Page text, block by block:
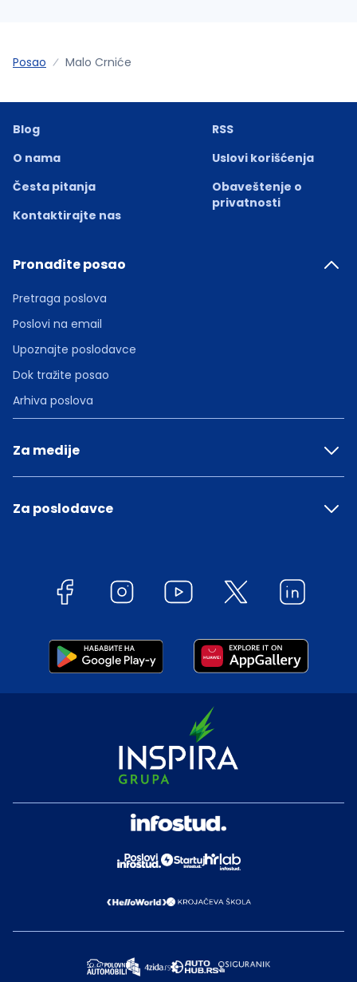
Posao Malo Crniće
Blog
O nama
Česta pitanja
Kontaktirajte nas
RSS
Uslovi korišćenja
Obaveštenje o
privatnosti
Pronađite posao
Pretraga poslova
Poslovi na email
Upoznajte poslodavce
Dok tražite posao
Arhiva poslova
Za medije
Za poslodavce